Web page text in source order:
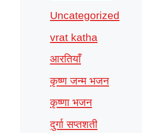
Uncategorized
vrat katha
आरतियाँ
कृष्ण जन्म भजन
कृष्णा भजन
दुर्गा सप्तशती